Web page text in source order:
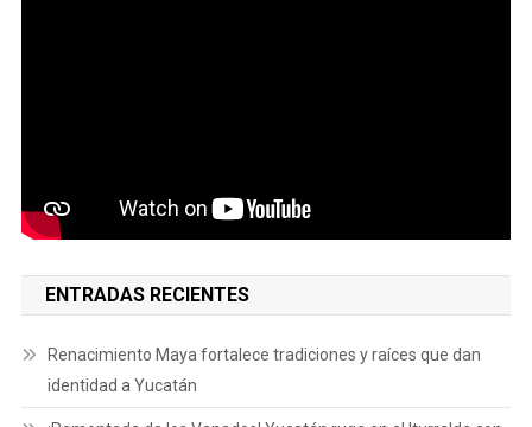
ENTRADAS RECIENTES
Renacimiento Maya fortalece tradiciones y raíces que dan
identidad a Yucatán